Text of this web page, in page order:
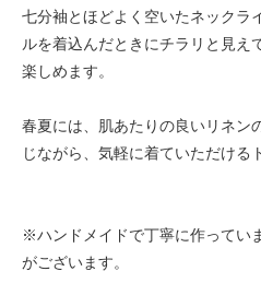
七分袖とほどよく空いたネックラ
ルを着込んだときにチラリと見え
楽しめます。
春夏には、肌あたりの良いリネン
じながら、気軽に着ていただける
※ハンドメイドで丁寧に作ってい
がございます。